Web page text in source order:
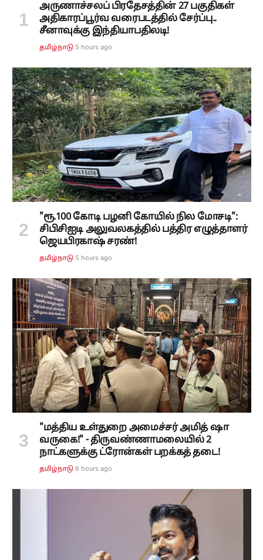
அருணாச்சலப் பிரதேசத்தின் 27 பகுதிகள்
அதிகாரப்பூர்வ வரைபடத்தில் சேர்ப்பு..
சீனாவுக்கு இந்தியாபதிலடி!
தமிழ்நாடு 5 hours ago
"ரூ.100 கோடி பழனி கோயில் நில மோசடி":
சிபிசிஐடி அலுவலகத்தில் பத்திர எழுத்தாளர்
ஜெயபிரகாஷ் சரண்!
தமிழ்நாடு 5 hours ago
"மத்திய உள்துறை அமைச்சர் அமித் ஷா
வருகை!" - திருவண்ணாமலையில் 2
நாட்களுக்கு ட்ரோன்கள் பறக்கத் தடை!
தமிழ்நாடு 6 hours ago